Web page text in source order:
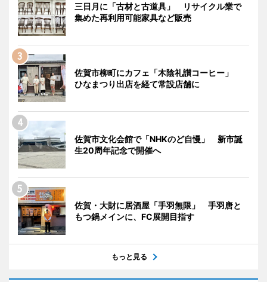
三日月に「古材と古道具」 リサイクル業で
集めた再利用可能家具など販売
佐賀市柳町にカフェ「木陰礼讃コーヒー」
ひなまつり出店を経て常設店舗に
佐賀市文化会館で「NHKのど自慢」 新市誕
生20周年記念で開催へ
佐賀・大財に居酒屋「手羽無限」 手羽唐と
もつ鍋メインに、FC展開目指す
もっと見る